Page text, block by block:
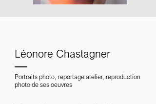
Léonore Chastagner
Portraits photo, reportage atelier, reproduction
photo de ses oeuvres